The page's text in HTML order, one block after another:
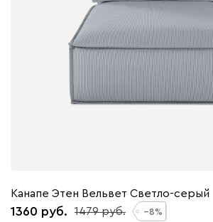
Канапе Этен Вельвет Светло-серый
1360 1479 8